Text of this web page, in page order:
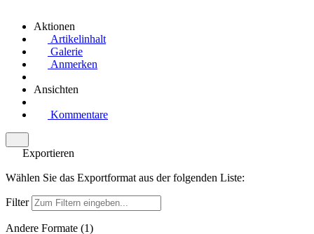
Aktionen
Artikelinhalt
Galerie
Anmerken
Ansichten
Kommentare
Exportieren
Wählen Sie das Exportformat aus der folgenden Liste:
Filter
Andere Formate (1)